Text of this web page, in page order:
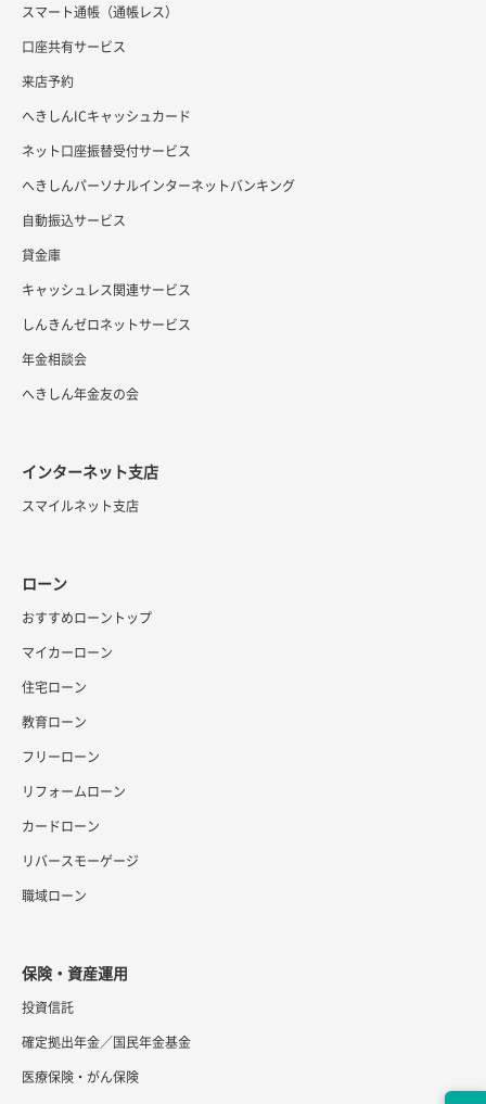
スマート通帳（通帳レス）
口座共有サービス
来店予約
へきしんICキャッシュカード
ネット口座振替受付サービス
へきしんパーソナルインターネットバンキング
自動振込サービス
貸金庫
キャッシュレス関連サービス
しんきんゼロネットサービス
年金相談会
へきしん年金友の会
インターネット支店
スマイルネット支店
ローン
おすすめローントップ
マイカーローン
住宅ローン
教育ローン
フリーローン
リフォームローン
カードローン
リバースモーゲージ
職域ローン
保険・資産運用
投資信託
確定拠出年金／国民年金基金
医療保険・がん保険